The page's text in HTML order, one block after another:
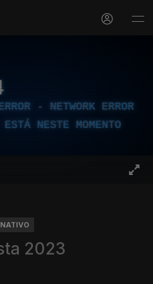
- NETWORK ERROR
NESTE MOMENTO
2023